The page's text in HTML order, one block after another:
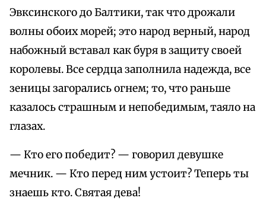
Эвксинского до Балтики, так что дрожали
волны обоих морей; это народ верный, народ
набожный вставал как буря в защиту своей
королевы. Все сердца заполнила надежда, все
зеницы загорались огнем; то, что раньше
казалось страшным и непобедимым, таяло на
глазах.
— Кто его победит? — говорил девушке
мечник. — Кто перед ним устоит? Теперь ты
знаешь кто. Святая дева!